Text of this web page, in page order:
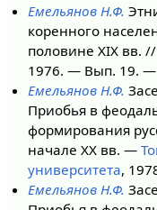
Емельянов Н.Ф.
коренного
половине XIX вв.
1976. — Вып. 19.
Емельянов Н.Ф.
Приобья в
формирования
начале ХХ вв. —
университета,
Емельянов Н.Ф.